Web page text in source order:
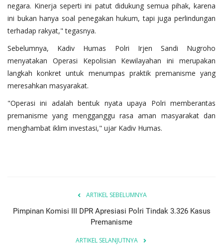
negara. Kinerja seperti ini patut didukung semua pihak, karena
ini bukan hanya soal penegakan hukum, tapi juga perlindungan
terhadap rakyat," tegasnya.
Sebelumnya, Kadiv Humas Polri Irjen Sandi Nugroho
menyatakan Operasi Kepolisian Kewilayahan ini merupakan
langkah konkret untuk menumpas praktik premanisme yang
meresahkan masyarakat.
"Operasi ini adalah bentuk nyata upaya Polri memberantas
premanisme yang mengganggu rasa aman masyarakat dan
menghambat iklim investasi," ujar Kadiv Humas.
ARTIKEL SEBELUMNYA
Pimpinan Komisi III DPR Apresiasi Polri Tindak 3.326 Kasus
Premanisme
ARTIKEL SELANJUTNYA